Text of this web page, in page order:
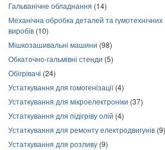
Гальванічне обладнання (14)
Механічна обробка деталей та гумотехнічних
виробів (10)
Мішкозашивальні машини (98)
Обкаточно-гальмівні стенди (5)
Обігрівачі (24)
Устаткування для гомогенізації(4)
Устаткування для мікроелектроніки (37)
Устаткування для підігріву олій (4)
Устаткування для ремонту електродвигунів (9)
Устаткування для розливу (9)